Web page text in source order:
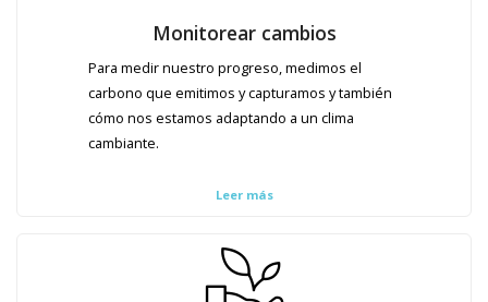
Monitorear cambios
Para medir nuestro progreso, medimos el
carbono que emitimos y capturamos y también
cómo nos estamos adaptando a un clima
cambiante.
Leer más